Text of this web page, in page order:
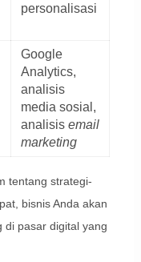
personalisasi
Google
Analytics,
analisis
media sosial,
analisis email
marketing
tentang strategi-
bisnis Anda akan
di pasar digital yang